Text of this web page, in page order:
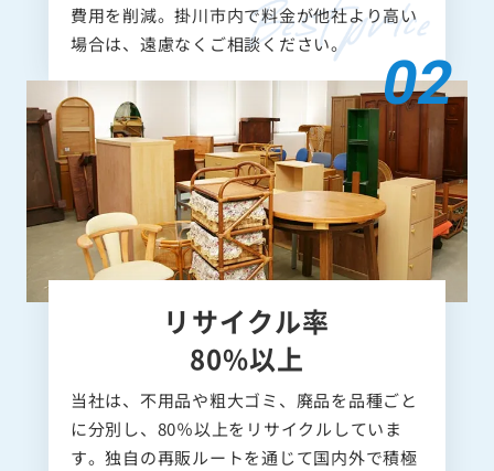
費用を削減。掛川市内で料金が他社より高い
場合は、遠慮なくご相談ください。
リサイクル率
80%以上
当社は、不用品や粗大ゴミ、廃品を品種ごと
に分別し、80％以上をリサイクルしていま
す。独自の再販ルートを通じて国内外で積極